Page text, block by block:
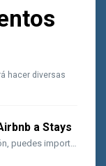
hacer diversas
a Stays
Al iniciar tu proceso de implementación, puedes importar tus anuncios de Airbnb a nuestra plataforma de manera sencilla. Recuerda que antes de importar los...